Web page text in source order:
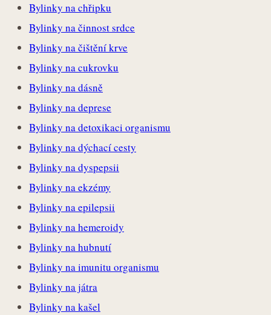
Bylinky na chřipku
Bylinky na činnost srdce
Bylinky na čištění krve
Bylinky na cukrovku
Bylinky na dásně
Bylinky na deprese
Bylinky na detoxikaci organismu
Bylinky na dýchací cesty
Bylinky na dyspepsii
Bylinky na ekzémy
Bylinky na epilepsii
Bylinky na hemeroidy
Bylinky na hubnutí
Bylinky na imunitu organismu
Bylinky na játra
Bylinky na kašel